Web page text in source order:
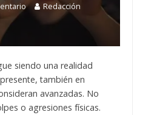
Redacción
siendo una realidad
también en
avanzadas. No
o agresiones físicas.